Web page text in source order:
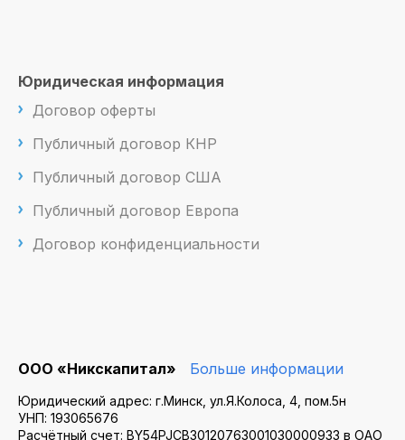
Юридическая информация
Договор оферты
Публичный договор КНР
Публичный договор США
Публичный договор Европа
Договор конфиденциальности
ООО «Никскапитал» Больше информации
Юридический адрес: г.Минск, ул.Я.Колоса, 4, пом.5н
УНП: 193065676
Расчётный счет: BY54PJCB30120763001030000933 в ОАО